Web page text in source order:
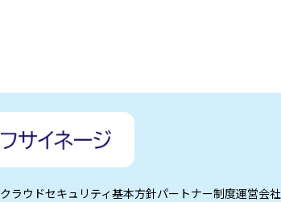
クラウドセキュリティ基本方針パートナー制度運営会社